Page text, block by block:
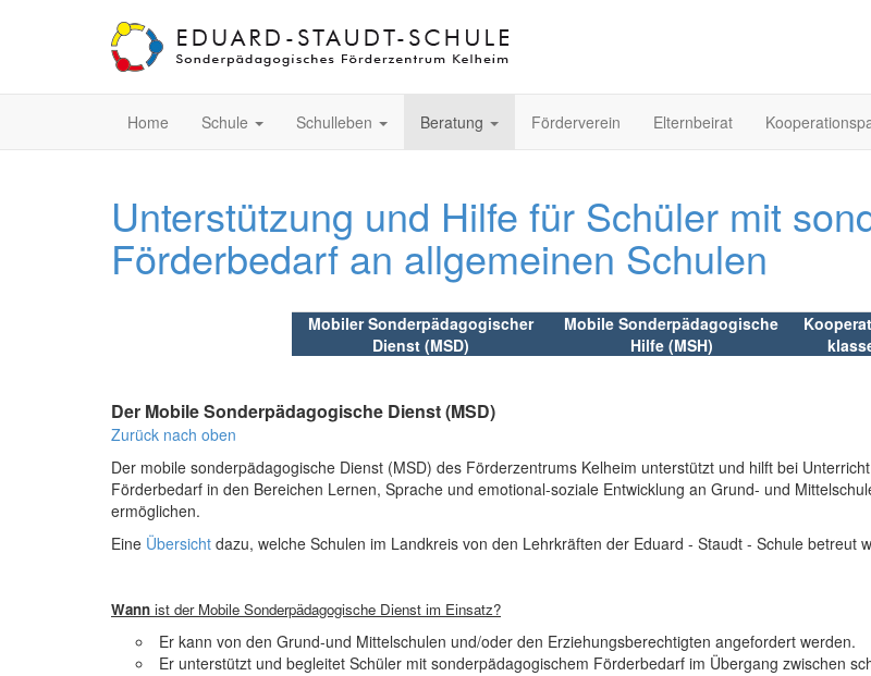
Home Schule Schulleben Beratung Förderverein Elternbeirat
Unterstützung und Hilfe für Schüler mit
Förderbedarf an allgemeinen Schulen
Mobiler Sonderpädagogischer
Dienst (MSD)
Mobile Sonderpädagogische
Hilfe (MSH)
Der Mobile Sonderpädagogische Dienst (MSD)
Zurück nach oben
Der mobile sonderpädagogische Dienst (MSD) des Förderzentrums Kelheim unterstützt und hilft bei
Förderbedarf in den Bereichen Lernen, Sprache und emotional-soziale Entwicklung an Grund- und
ermöglichen.
Eine Übersicht dazu, welche Schulen im Landkreis von den Lehrkräften der Eduard - Staudt - Schule betreut
Wann ist der Mobile Sonderpädagogische Dienst im Einsatz?
Er kann von den Grund-und Mittelschulen und/oder den Erziehungsberechtigten angefordert werden.
Er unterstützt und begleitet Schüler mit sonderpädagogischem Förderbedarf im Übergang zwischen